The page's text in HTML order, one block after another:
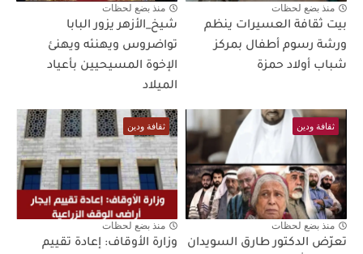
منذ بضع لحظات
بيت ثقافة العسيرات ينظم
ورشة رسوم أطفال بمركز
شباب أولاد حمزة
منذ بضع لحظات
شيخ_الأزهر يزور البابا
تواضروس ويهنئه ويهنئ
الإخوة المسيحيين بأعياد
الميلاد
ثقافة ودين
منذ بضع لحظات
تعرّض الدكتور طارق السويدان
ثقافة ودين
منذ بضع لحظات
وزارة الأوقاف: إعادة تقييم